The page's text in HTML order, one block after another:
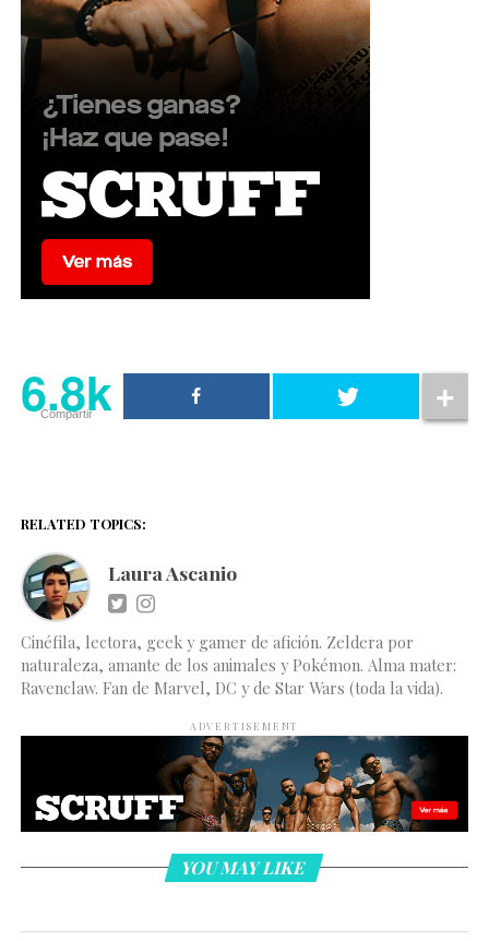
6.8k
Compartir
RELATED TOPICS:
Laura Ascanio
Cinéfila, lectora, geek y gamer de afición. Zeldera por
naturaleza, amante de los animales y Pokémon. Alma mater:
Ravenclaw. Fan de Marvel, DC y de Star Wars (toda la vida).
ADVERTISEMENT
YOU MAY LIKE